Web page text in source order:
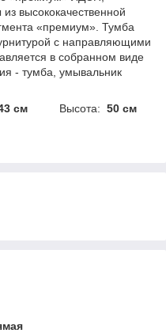
высококачественной
«премиум». Тумба
с направляющими
в собранном виде
- тумба, умывальник
см Высота: 50 см